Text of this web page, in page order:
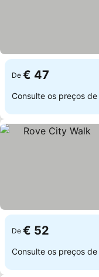
De € 47
Consulte os preços de
De € 52
Consulte os preços de